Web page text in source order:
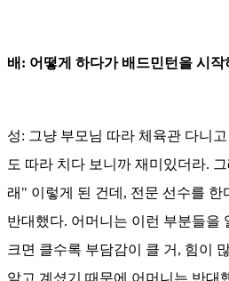
배: 어떻게 하다가 배드민턴을 시작
성: 그냥 부모님 따라 체육관 다니
도 따라 치다 보니까 재미있더라.
래" 이렇게 된 건데, 전문 선수를 한
반대했다. 어머니는 이런 부분들을
크면 클수록 부담감이 클 거, 힘이